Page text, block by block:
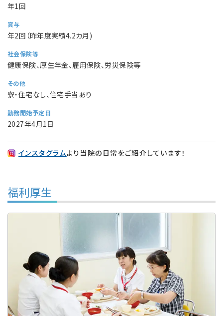
年1回
賞与
年2回（昨年度実績4.2カ月)
社会保険等
健康保険、厚生年金、雇用保険、労災保険等
その他
寮・住宅なし、住宅手当あり
勤務開始予定日
2027年4月1日
インスタグラムより当院の日常をご紹介しています！
福利厚生